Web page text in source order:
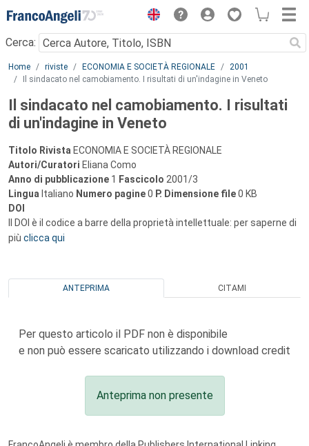
Menu
Cerca:
Main content
Home riviste ECONOMIA E SOCIETÀ REGIONALE
2001
Il sindacato nel camobiamento. I risultati di un'indagine in Veneto
Il sindacato nel camobiamento. I risultati
di un'indagine in Veneto
Titolo Rivista ECONOMIA E SOCIETÀ REGIONALE
Autori/Curatori Eliana Como
Anno di pubblicazione 1 Fascicolo 2001/3
Lingua Italiano Numero pagine0 P. Dimensione file0 KB
DOI
Il DOI è il codice a barre della proprietà intellettuale: per saperne di
più clicca qui
ANTEPRIMA CITAMI
Per questo articolo il PDF non è disponibile
e non può essere scaricato utilizzando i download credit
Anteprima non presente